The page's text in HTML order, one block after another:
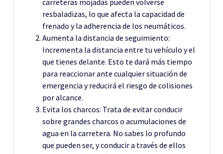
resbaladizas, lo que afecta la capacidad de
frenado y la adherencia de los neumáticos.
Aumenta la distancia de seguimiento:
Incrementa la distancia entre tu vehículo y el
que tienes delante. Esto te dará más tiempo
para reaccionar ante cualquier situación de
emergencia y reducirá el riesgo de colisiones
por alcance.
Evita los charcos: Trata de evitar conducir
sobre grandes charcos o acumulaciones de
agua en la carretera. No sabes lo profundo
que pueden ser, y conducir a través de ellos